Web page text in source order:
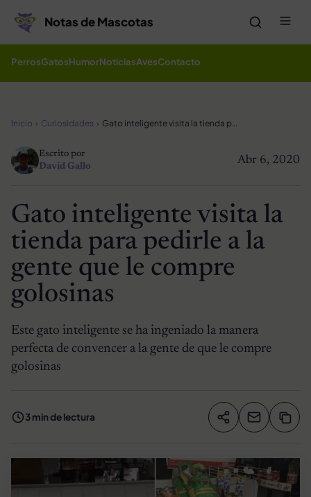
Notas de Mascotas
PerrosGatosHumorNoticiasAvesContacto
Inicio Curiosidades Gato inteligente visita la tienda para pedirle a la gente que le compre golosinas
Abr 6, 2020
Escrito por
David Gallo
Gato inteligente visita la
tienda para pedirle a la
gente que le compre
golosinas
Este gato inteligente se ha ingeniado la manera
perfecta de convencer a la gente de que le compre
golosinas
3 min de lectura Compartir